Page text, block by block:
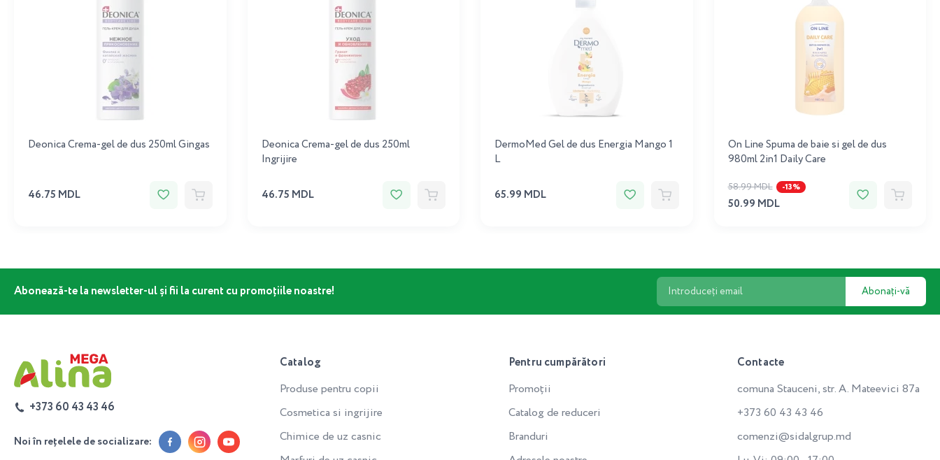
Deonica Crema-gel de dus 250ml Gingas
46.75 MDL
Deonica Crema-gel de dus 250ml
Ingrijire
46.75 MDL
DermoMed Gel de dus Energia Mango 1
L
65.99 MDL
On Line Spuma de baie si gel de dus
980ml 2in1 Daily Care
58.99 MDL -13%
50.99 MDL
Abonează-te la newsletter-ul și fii la curent cu promoțiile noastre! Abonați-vă
+373 60 43 43 46
Noi în rețelele de socializare:
Catalog
Produse pentru copii
Cosmetica si ingrijire
Chimice de uz casnic
Pentru cumpărători
Promoții
Catalog de reduceri
Branduri
Contacte
comuna Stauceni, str. A. Mateevici 87a
+373 60 43 43 46
comenzi@sidalgrup.md